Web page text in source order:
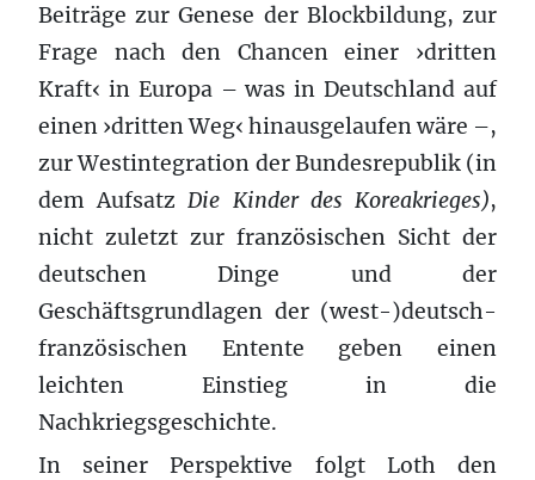
Beiträge zur Genese der Blockbildung, zur
Frage nach den Chancen einer ›dritten
Kraft‹ in Europa – was in Deutschland auf
einen ›dritten Weg‹ hinausgelaufen wäre –,
zur Westintegration der Bundesrepublik (in
dem AufsatzDie Kinder des Koreakrieges),
nicht zuletzt zur französischen Sicht der
deutschen Dinge und der
Geschäftsgrundlagen der (west-)deutsch-
französischen Entente geben einen
leichten Einstieg in die
Nachkriegsgeschichte.
In seiner Perspektive folgt Loth den